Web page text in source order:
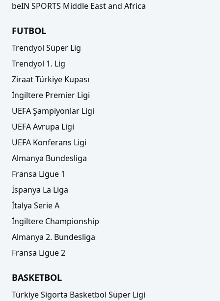
beIN SPORTS Middle East and Africa
FUTBOL
Trendyol Süper Lig
Trendyol 1. Lig
Ziraat Türkiye Kupası
İngiltere Premier Ligi
UEFA Şampiyonlar Ligi
UEFA Avrupa Ligi
UEFA Konferans Ligi
Almanya Bundesliga
Fransa Ligue 1
İspanya La Liga
İtalya Serie A
İngiltere Championship
Almanya 2. Bundesliga
Fransa Ligue 2
BASKETBOL
Türkiye Sigorta Basketbol Süper Ligi